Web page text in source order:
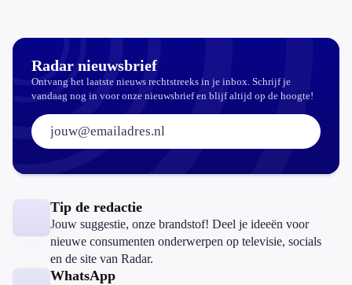
Radar nieuwsbrief
Ontvang het laatste nieuws rechtstreeks in je inbox. Schrijf je
vandaag nog in voor onze nieuwsbrief en blijf altijd op de hoogte!
E-mailadres:
Tip de redactie
Jouw suggestie, onze brandstof! Deel je ideeën voor
nieuwe consumenten onderwerpen op televisie, socials
en de site van Radar.
WhatsApp